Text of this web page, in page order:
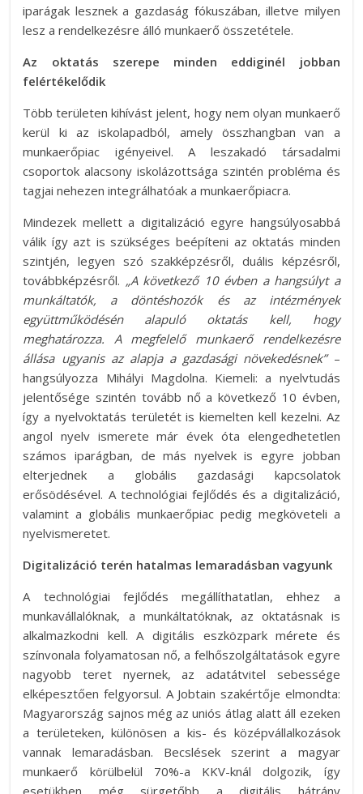
iparágak lesznek a gazdaság fókuszában, illetve milyen
lesz a rendelkezésre álló munkaerő összetétele.
Az oktatás szerepe minden eddiginél jobban
felértékelődik
Több területen kihívást jelent, hogy nem olyan munkaerő
kerül ki az iskolapadból, amely összhangban van a
munkaerőpiac igényeivel. A leszakadó társadalmi
csoportok alacsony iskolázottsága szintén probléma és
tagjai nehezen integrálhatóak a munkaerőpiacra.
Mindezek mellett a digitalizáció egyre hangsúlyosabbá
válik így azt is szükséges beépíteni az oktatás minden
szintjén, legyen szó szakképzésről, duális képzésről,
továbbképzésről. „A következő 10 évben a hangsúlyt a
munkáltatók, a döntéshozók és az intézmények
együttműködésén alapuló oktatás kell, hogy
meghatározza. A megfelelő munkaerő rendelkezésre
állása ugyanis az alapja a gazdasági növekedésnek”–
hangsúlyozza Mihályi Magdolna. Kiemeli: a nyelvtudás
jelentősége szintén tovább nő a következő 10 évben,
így a nyelvoktatás területét is kiemelten kell kezelni. Az
angol nyelv ismerete már évek óta elengedhetetlen
számos iparágban, de más nyelvek is egyre jobban
elterjednek a globális gazdasági kapcsolatok
erősödésével. A technológiai fejlődés és a digitalizáció,
valamint a globális munkaerőpiac pedig megköveteli a
nyelvismeretet.
Digitalizáció terén hatalmas lemaradásban vagyunk
A technológiai fejlődés megállíthatatlan, ehhez a
munkavállalóknak, a munkáltatóknak, az oktatásnak is
alkalmazkodni kell. A digitális eszközpark mérete és
színvonala folyamatosan nő, a felhőszolgáltatások egyre
nagyobb teret nyernek, az adatátvitel sebessége
elképesztően felgyorsul. A Jobtain szakértője elmondta:
Magyarország sajnos még az uniós átlag alatt áll ezeken
a területeken, különösen a kis- és középvállalkozások
vannak lemaradásban. Becslések szerint a magyar
munkaerő körülbelül 70%-a KKV-knál dolgozik, így
esetükben még sürgetőbb a digitális hátrány